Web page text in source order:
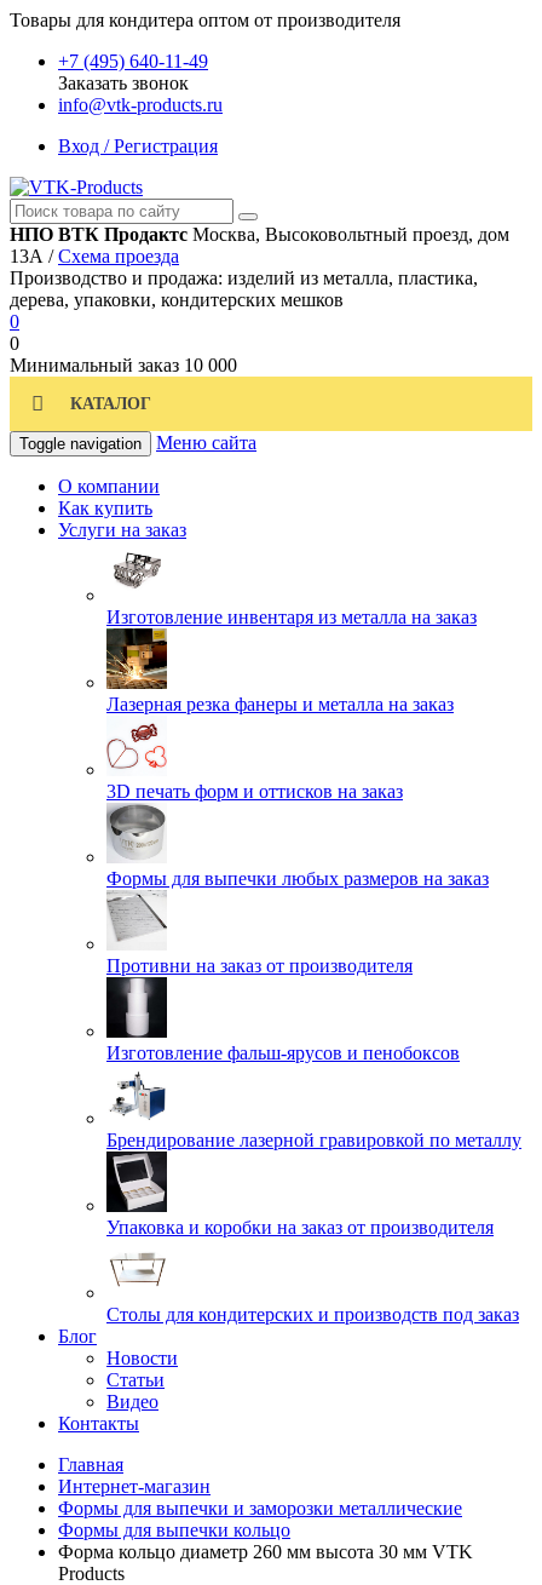
Товары для кондитера оптом от производителя
+7 (495) 640-11-49
Заказать звонок
info@vtk-products.ru
Вход / Регистрация
НПО ВТК Продактс Москва, Высоковольтный проезд, дом
13А /Схема проезда
Производство и продажа: изделий из металла, пластика,
дерева, упаковки, кондитерских мешков
0
0
Минимальный заказ 10 000
КАТАЛОГ
Toggle navigation Меню сайта
О компании
Как купить
Услуги на заказ
Изготовление инвентаря из металла на заказ
Лазерная резка фанеры и металла на заказ
3D печать форм и оттисков на заказ
Формы для выпечки любых размеров на заказ
Противни на заказ от производителя
Изготовление фальш-ярусов и пенобоксов
Брендирование лазерной гравировкой по металлу
Упаковка и коробки на заказ от производителя
Cтолы для кондитерских и производств под заказ
Блог
Новости
Статьи
Видео
Контакты
Главная
Интернет-магазин
Формы для выпечки и заморозки металлические
Формы для выпечки кольцо
Форма кольцо диаметр 260 мм высота 30 мм VTK
Products